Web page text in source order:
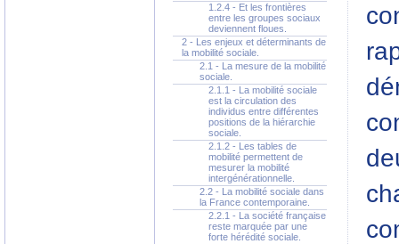
1.2.4 - Et les frontières
entre les groupes sociaux
deviennent floues.
2 - Les enjeux et déterminants de
la mobilité sociale.
2.1 - La mesure de la mobilité
sociale.
2.1.1 - La mobilité sociale
est la circulation des
individus entre différentes
positions de la hiérarchie
sociale.
2.1.2 - Les tables de
mobilité permettent de
mesurer la mobilité
intergénérationnelle.
2.2 - La mobilité sociale dans
la France contemporaine.
2.2.1 - La société française
reste marquée par une
forte hérédité sociale.